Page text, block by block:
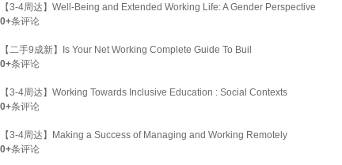
【3-4周达】Well-Being and Extended Working Life: A Gender Perspective
0+条评论
【二手9成新】Is Your Net Working Complete Guide To Buil
0+条评论
【3-4周达】Working Towards Inclusive Education : Social Contexts
0+条评论
【3-4周达】Making a Success of Managing and Working Remotely
0+条评论